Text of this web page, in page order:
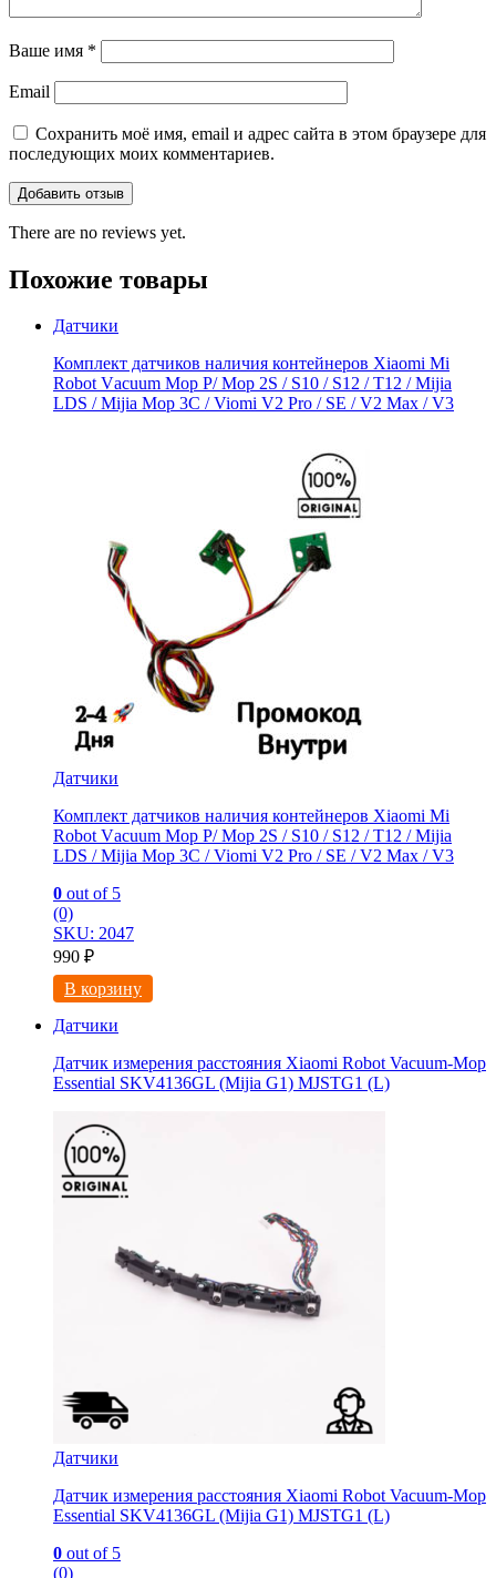
Ваше имя *
Email
Сохранить моё имя, email и адрес сайта в этом браузере для
последующих моих комментариев.
There are no reviews yet.
Похожие товары
Датчики
Комплект датчиков наличия контейнеров Xiaomi Mi
Robоt Vасuum Mоp Р/ Mop 2S / S10 / S12 / T12 / Mijia
LDS / Mijiа Мор 3C / Viomi V2 Рro / SE / V2 Mах / V3
Датчики
Комплект датчиков наличия контейнеров Xiaomi Mi
Robоt Vасuum Mоp Р/ Mop 2S / S10 / S12 / T12 / Mijia
LDS / Mijiа Мор 3C / Viomi V2 Рro / SE / V2 Mах / V3
0 out of 5
(0)
SKU: 2047
990 ₽
В корзину
Датчики
Датчик измерения расстояния Xiaomi Robot Vacuum-Mop
Essential SKV4136GL (Mijia G1) MJSTG1 (L)
Датчики
Датчик измерения расстояния Xiaomi Robot Vacuum-Mop
Essential SKV4136GL (Mijia G1) MJSTG1 (L)
0 out of 5
(0)